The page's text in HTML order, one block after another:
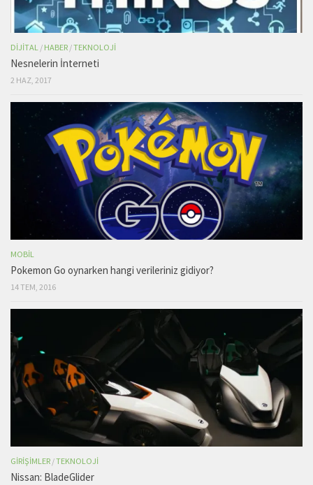
DIJITAL / HABER /TEKNOLOJI
Nesnelerin İnterneti
2 HAZ, 2017
MOBIL
Pokemon Go oynarken hangi verileriniz gidiyor?
14 TEM, 2016
GIRIŞIMLER /TEKNOLOJI
Nissan: BladeGlider